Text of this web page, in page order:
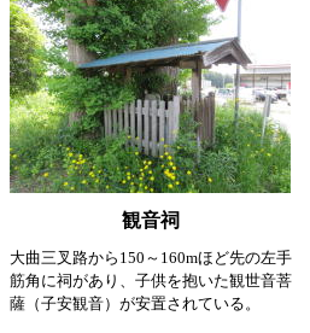
観音祠
大曲三叉路から150～160mほど先の左手
筋角に祠があり、子供を抱いた観世音菩
薩（子安観音）が安置されている。